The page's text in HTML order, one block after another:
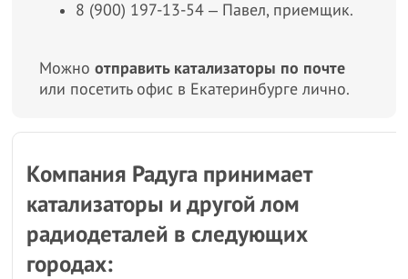
8 (900) 197-13-54 ‒ Павел, приемщик.
Можноотправить катализаторы по почте
или посетить офис в Екатеринбурге лично.
Компания Радуга принимает
катализаторы и другой лом
радиодеталей в следующих
городах: